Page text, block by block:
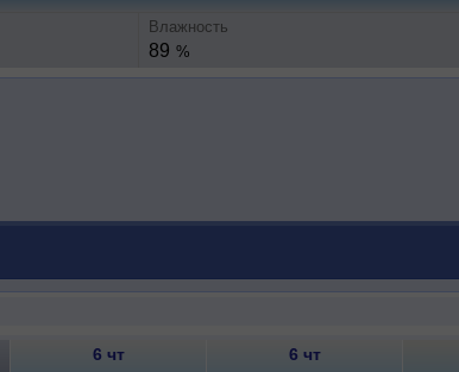
Влажность
89 %
6 чт 6 чт